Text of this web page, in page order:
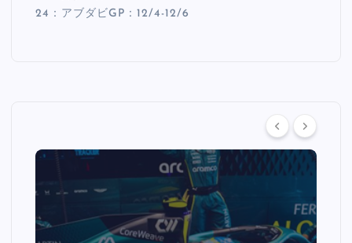
24：アブダビGP：12/4-12/6